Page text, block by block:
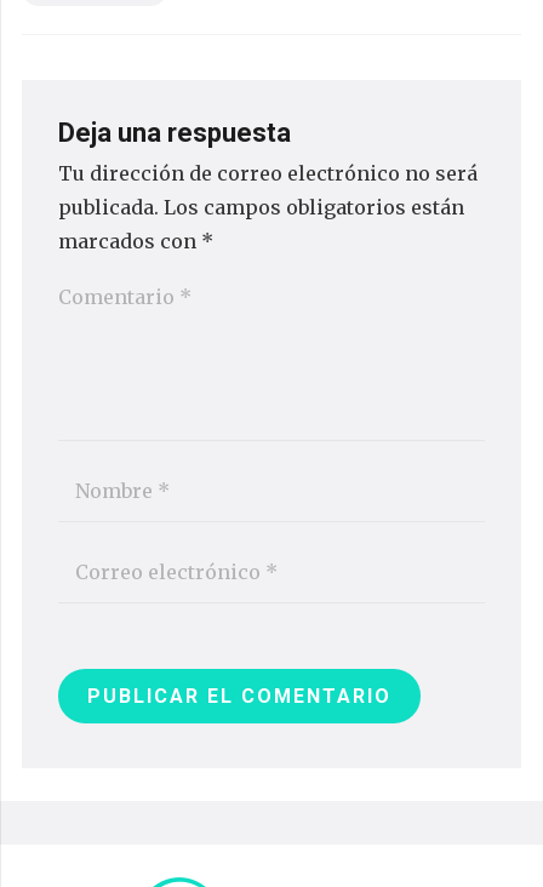
Deja una respuesta
Tu dirección de correo electrónico no será
publicada. Los campos obligatorios están
marcados con *
PUBLICAR EL COMENTARIO